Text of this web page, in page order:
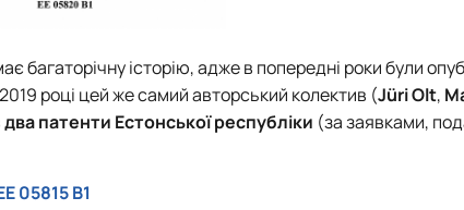
багаторічну історію, адже в попередні роки були
році цей же самий авторський колектив (Jüri Olt,
два патенти Естонської республіки (за заявками,
05815 B1